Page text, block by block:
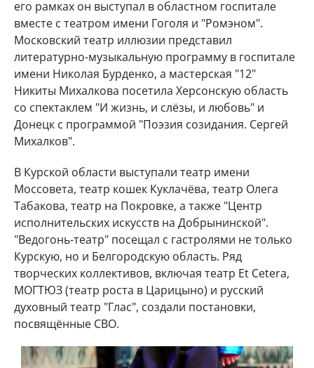
его рамках он выступал в областном госпитале
вместе с театром имени Гоголя и "Ромэном".
Московский театр иллюзии представил
литературно-музыкальную программу в госпитале
имени Николая Бурденко, а мастерская "12"
Никиты Михалкова посетила Херсонскую область
со спектаклем "И жизнь, и слёзы, и любовь" и
Донецк с программой "Поэзия созидания. Сергей
Михалков".
В Курской области выступали театр имени
Моссовета, театр кошек Куклачёва, театр Олега
Табакова, театр на Покровке, а также "Центр
исполнительских искусств на Добрынинской".
"Ведогонь-театр" посещал с гастролями не только
Курскую, но и Белгородскую область. Ряд
творческих коллективов, включая театр Et Cetera,
МОГТЮЗ (театр роста в Царицыно) и русский
духовный театр "Глас", создали постановки,
посвящённые СВО.